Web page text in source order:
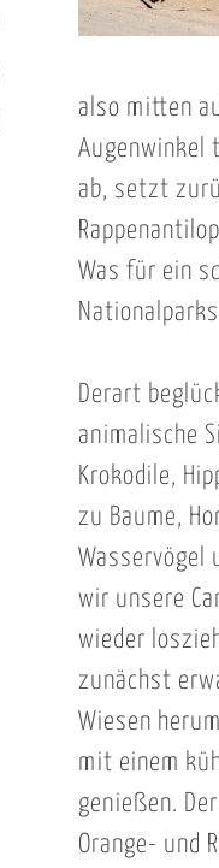
also mitten
Augenwinkel
ab, setzt
Was für ein
Derart
animalische
Krokodile,
zu Baume,
Wasservögel
wir unsere
wieder
zunächst
Wiesen
mit einem
genießen.
Orange- und